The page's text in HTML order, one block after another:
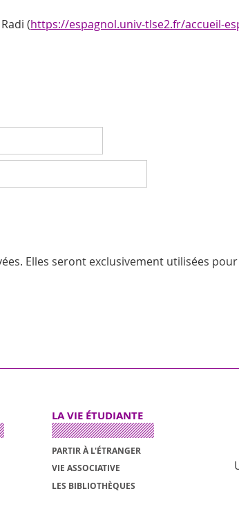
(https://espagnol.univ-tlse2.fr/accueil-
Elles seront exclusivement utilisées
LA VIE ÉTUDIANTE
PARTIR À L'ÉTRANGER
VIE ASSOCIATIVE
LES BIBLIOTHÈQUES